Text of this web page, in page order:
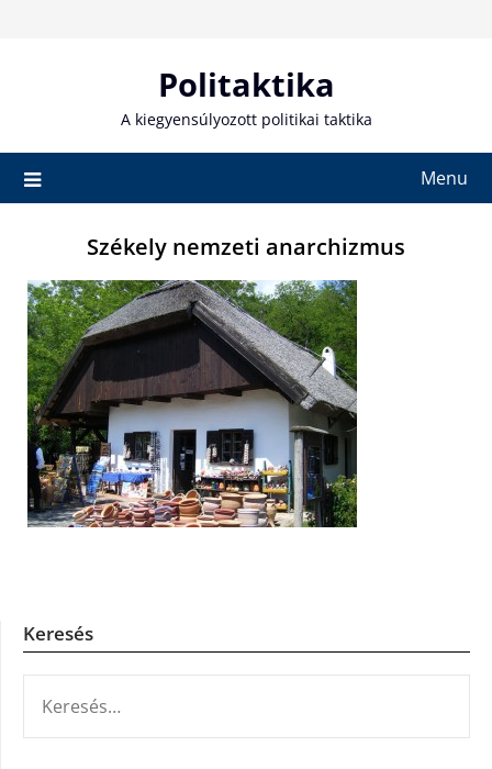
Politaktika
A kiegyensúlyozott politikai taktika
Menu
Székely nemzeti anarchizmus
Keresés